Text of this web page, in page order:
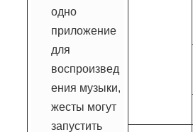
одно
приложение
для
воспроизвед
ения музыки,
жесты могут
запустить